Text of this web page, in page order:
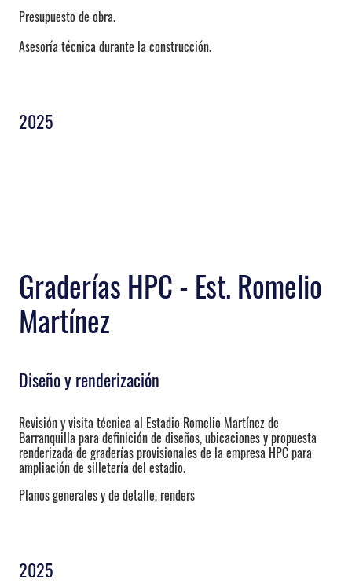
Presupuesto de obra.
Asesoría técnica durante la construcción.
2025
Graderías HPC - Est. Romelio
Martínez
Diseño y renderización
Revisión y visita técnica al Estadio Romelio Martínez de
Barranquilla para definición de diseños, ubicaciones y propuesta
renderizada de graderías provisionales de la empresa HPC para
ampliación de silletería del estadio.
Planos generales y de detalle, renders
2025